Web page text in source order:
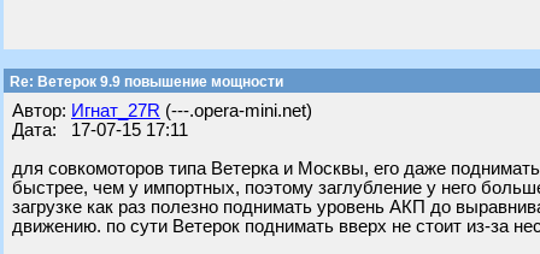
Re: Ветерок 9.9 повышение мощности
Автор: Игнат_27R (---.opera-mini.net)
Дата: 17-07-15 17:11
для совкомоторов типа Ветерка и Москвы, его даже
быстрее, чем у импортных, поэтому заглубление у него
загрузке как раз полезно поднимать уровень АКП до
движению. по сути Ветерок поднимать вверх не стоит из-за